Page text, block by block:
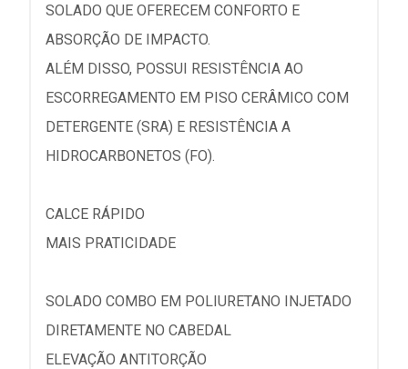
SOLADO QUE OFERECEM CONFORTO E
ABSORÇÃO DE IMPACTO.
ALÉM DISSO, POSSUI RESISTÊNCIA AO
ESCORREGAMENTO EM PISO CERÂMICO COM
DETERGENTE (SRA) E RESISTÊNCIA A
HIDROCARBONETOS (FO).
CALCE RÁPIDO
MAIS PRATICIDADE
SOLADO COMBO EM POLIURETANO INJETADO
DIRETAMENTE NO CABEDAL
ELEVAÇÃO ANTITORÇÃO